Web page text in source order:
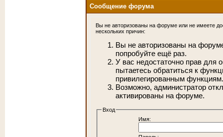
Сообщение форума
Вы не авторизованы на форуме или не имеете
нескольких причин:
Вы не авторизованы на
попробуйте ещё раз.
У вас недостаточно прав для
пытаетесь обратиться к
привилегированным функциям.
Возможно, администратор
активированы на форуме.
Вход
Имя: